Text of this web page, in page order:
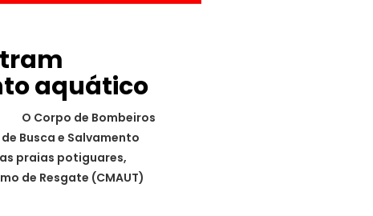
O Corpo de Bombeiros
Busca e Salvamento
praias potiguares,
de Resgate (CMAUT)